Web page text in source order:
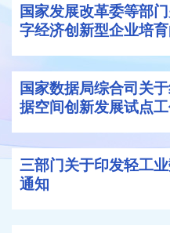
国家发展改革委等部
字经济创新型企业培
国家数据局综合司关
据空间创新发展试点
三部门关于印发轻工
通知